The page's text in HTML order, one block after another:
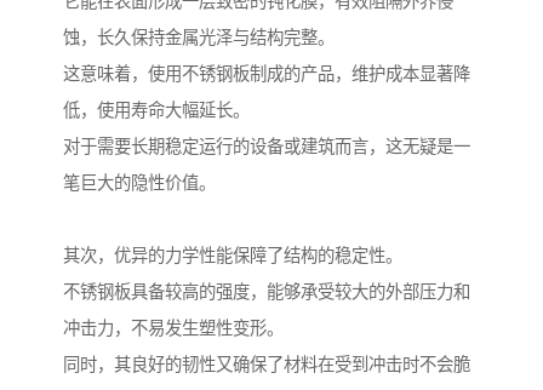
蚀，长久保持金属光泽与结构完整。
这意味着，使用不锈钢板制成的产品，维护成本显著降
低，使用寿命大幅延长。
对于需要长期稳定运行的设备或建筑而言，这无疑是一
笔巨大的隐性价值。
其次，优异的力学性能保障了结构的稳定性。
不锈钢板具备较高的强度，能够承受较大的外部压力和
冲击力，不易发生塑性变形。
同时，其良好的韧性又确保了材料在受到冲击时不会脆